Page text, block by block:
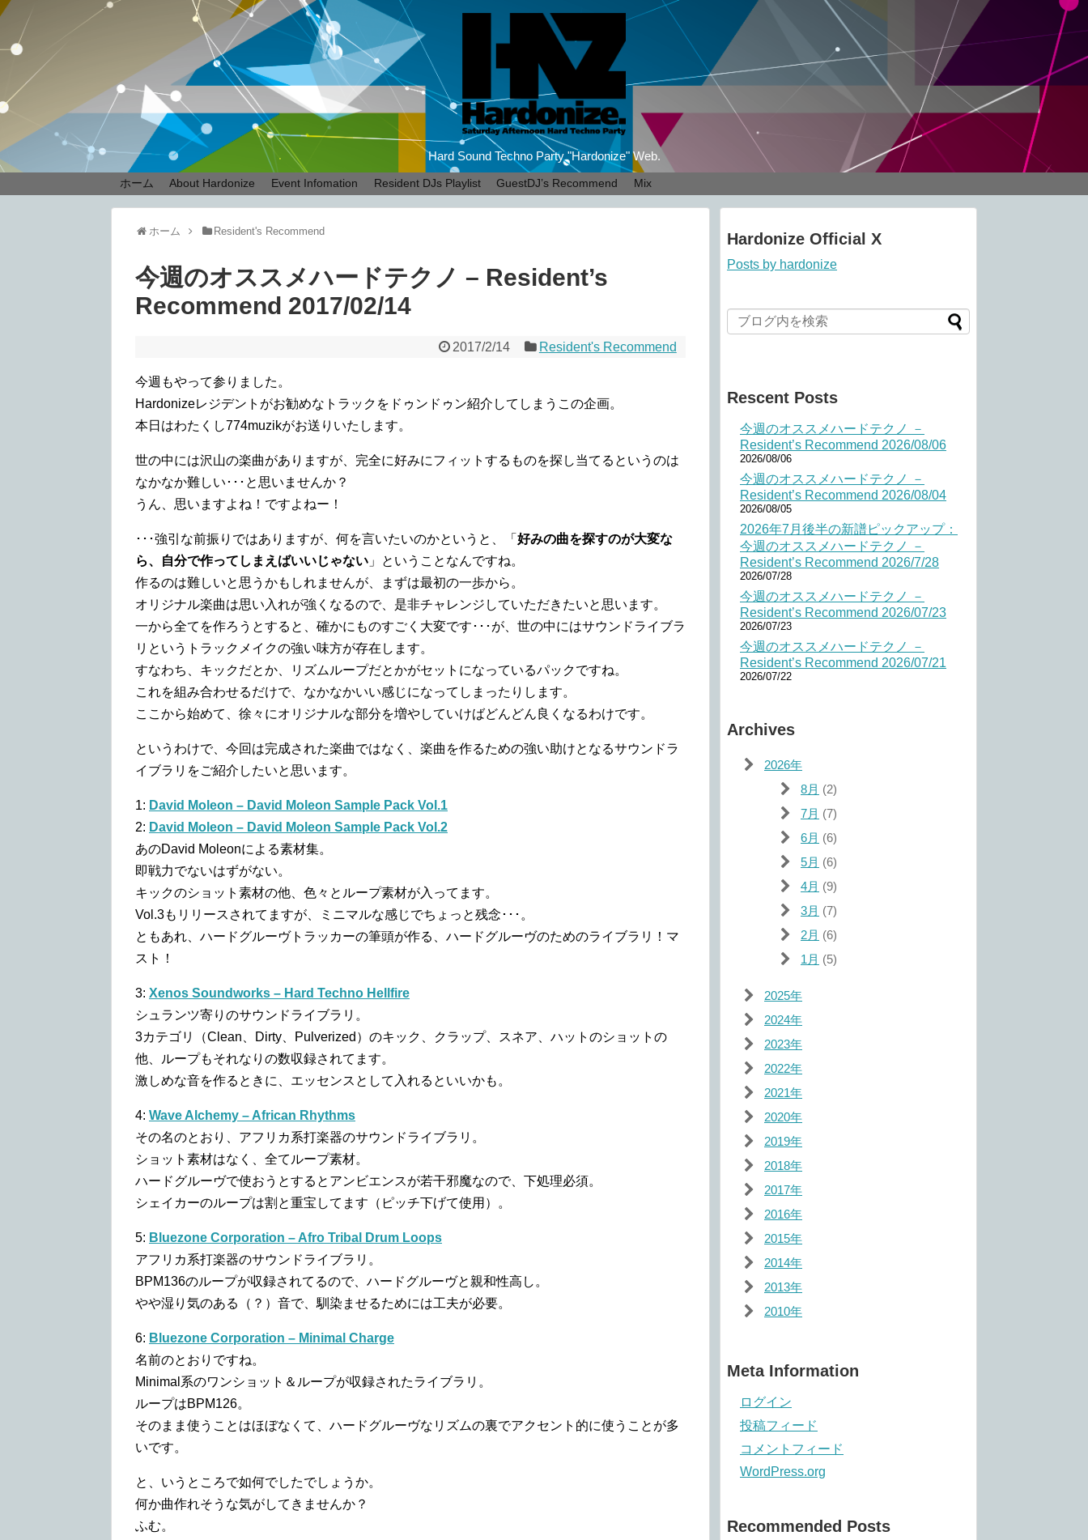
Hard Sound Techno Party "Hardonize" Web.
ホーム About Hardonize Event Infomation Resident DJs Playlist GuestDJ’s Recommend Mix
ホーム Resident's Recommend
今週のオススメハードテクノ – Resident’s
Recommend 2017/02/14
2017/2/14 Resident's Recommend
今週もやって参りました。
Hardonizeレジデントがお勧めなトラックをドゥンドゥン紹介してしまうこの企画。
本日はわたくし774muzikがお送りいたします。
世の中には沢山の楽曲がありますが、完全に好みにフィットするものを探し当てるというのは
なかなか難しい･･･と思いませんか？
うん、思いますよね！ですよねー！
･･･強引な前振りではありますが、何を言いたいのかというと、「 好みの曲を探すのが大変な
ら、自分で作ってしまえばいいじゃない 」ということなんですね。
作るのは難しいと思うかもしれませんが、まずは最初の一歩から。
オリジナル楽曲は思い入れが強くなるので、是非チャレンジしていただきたいと思います。
一から全てを作ろうとすると、確かにものすごく大変です･･･が、世の中にはサウンドライブラ
リというトラックメイクの強い味方が存在します。
すなわち、キックだとか、リズムループだとかがセットになっているパックですね。
これを組み合わせるだけで、なかなかいい感じになってしまったりします。
ここから始めて、徐々にオリジナルな部分を増やしていけばどんどん良くなるわけです。
というわけで、今回は完成された楽曲ではなく、楽曲を作るための強い助けとなるサウンドラ
イブラリをご紹介したいと思います。
1: David Moleon – David Moleon Sample Pack Vol.1
2: David Moleon – David Moleon Sample Pack Vol.2
あのDavid Moleonによる素材集。
即戦力でないはずがない。
キックのショット素材の他、色々とループ素材が入ってます。
Vol.3もリリースされてますが、ミニマルな感じでちょっと残念･･･。
ともあれ、ハードグルーヴトラッカーの筆頭が作る、ハードグルーヴのためのライブラリ！マ
スト！
3: Xenos Soundworks – Hard Techno Hellfire
シュランツ寄りのサウンドライブラリ。
3カテゴリ（Clean、Dirty、Pulverized）のキック、クラップ、スネア、ハットのショットの
他、ループもそれなりの数収録されてます。
激しめな音を作るときに、エッセンスとして入れるといいかも。
4: Wave Alchemy – African Rhythms
その名のとおり、アフリカ系打楽器のサウンドライブラリ。
ショット素材はなく、全てループ素材。
ハードグルーヴで使おうとするとアンビエンスが若干邪魔なので、下処理必須。
シェイカーのループは割と重宝してます（ピッチ下げて使用）。
5: Bluezone Corporation – Afro Tribal Drum Loops
アフリカ系打楽器のサウンドライブラリ。
BPM136のループが収録されてるので、ハードグルーヴと親和性高し。
やや湿り気のある（？）音で、馴染ませるためには工夫が必要。
6: Bluezone Corporation – Minimal Charge
名前のとおりですね。
Minimal系のワンショット＆ループが収録されたライブラリ。
ループはBPM126。
そのまま使うことはほぼなくて、ハードグルーヴなリズムの裏でアクセント的に使うことが多
いです。
と、いうところで如何でしたでしょうか。
何か曲作れそうな気がしてきませんか？
ふむ。
Hardonize Official X
Posts by hardonize
Rescent Posts
今週のオススメハードテクノ －
Resident’s Recommend 2026/08/06
2026/08/06
今週のオススメハードテクノ －
Resident’s Recommend 2026/08/04
2026/08/05
2026年7月後半の新譜ピックアップ：
今週のオススメハードテクノ －
Resident’s Recommend 2026/7/28
2026/07/28
今週のオススメハードテクノ －
Resident’s Recommend 2026/07/23
2026/07/23
今週のオススメハードテクノ －
Resident’s Recommend 2026/07/21
2026/07/22
Archives
2026年
8月 (2)
7月 (7)
6月 (6)
5月 (6)
4月 (9)
3月 (7)
2月 (6)
1月 (5)
2025年
2024年
2023年
2022年
2021年
2020年
2019年
2018年
2017年
2016年
2015年
2014年
2013年
2010年
Meta Information
ログイン
投稿フィード
コメントフィード
WordPress.org
Recommended Posts